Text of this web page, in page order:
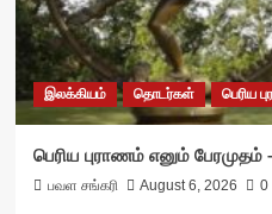
இலக்கியம் தொடர்கள் பெரிய
பெரிய புராணம் எனும் பேரமுதம்
பவள சங்கரி August 6, 2026 0